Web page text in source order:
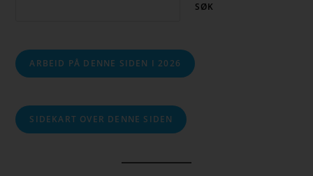
SØK
ARBEID PÅ DENNE SIDEN I 2026
SIDEKART OVER DENNE SIDEN